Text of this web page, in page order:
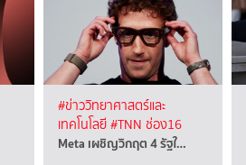
#ข่าววิทยาศาสตร์และ
เทคโนโลยี#TNN ช่อง16
Meta เผชิญวิกฤต 4 รัฐใ…